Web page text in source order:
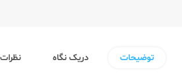
توضیحات دریک نگاه